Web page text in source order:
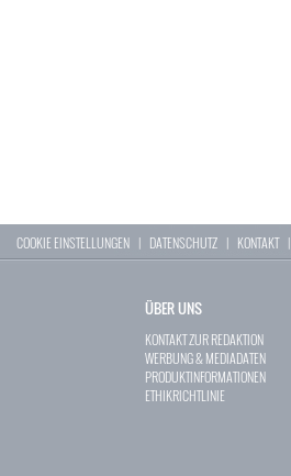
COOKIE EINSTELLUNGEN | DATENSCHUTZ | KONTAKT|
ÜBER UNS
KONTAKT ZUR REDAKTION
WERBUNG & MEDIADATEN
PRODUKTINFORMATIONEN
ETHIKRICHTLINIE